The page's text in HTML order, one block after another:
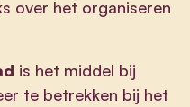
over het organiseren
is het middel bij
te betrekken bij het